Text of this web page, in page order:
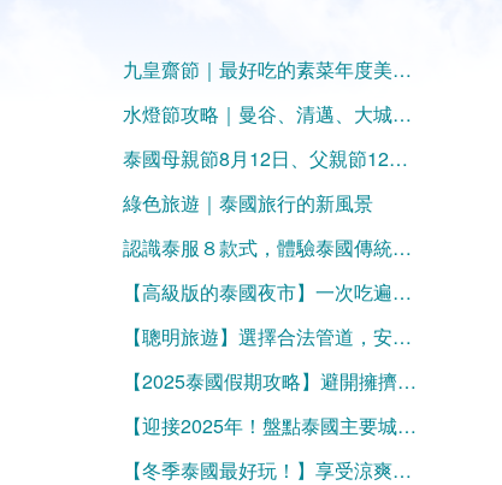
九皇齋節｜最好吃的素菜年度美食大集合，不吃泰可惜！
水燈節攻略｜曼谷、清邁、大城、素可泰最佳活動地點大盤點
泰國母親節8月12日、父親節12月5日！
綠色旅遊｜泰國旅行的新風景
認識泰服８款式，體驗泰國傳統之美
【高級版的泰國夜市】一次吃遍泰國各府經典小吃，吃飽再買伴手禮
【聰明旅遊】選擇合法管道，安全安心享受美好泰國
【2025泰國假期攻略】避開擁擠，挑對時機暢遊微笑國度！
【迎接2025年！盤點泰國主要城市跨年倒數煙火秀地點】
【冬季泰國最好玩！】享受涼爽舒適氣候的最佳旅遊秘訣